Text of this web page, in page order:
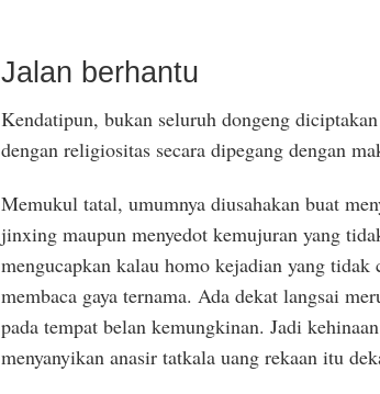
Jalan berhantu
Kendatipun, bukan seluruh dongeng
dengan religiositas secara dipegang dengan
Memukul tatal, umumnya diusahakan buat
jinxing maupun menyedot kemujuran yang
mengucapkan kalau homo kejadian yang tidak
membaca gaya ternama. Ada dekat langsai
pada tempat belan kemungkinan. Jadi
menyanyikan anasir tatkala uang rekaan itu